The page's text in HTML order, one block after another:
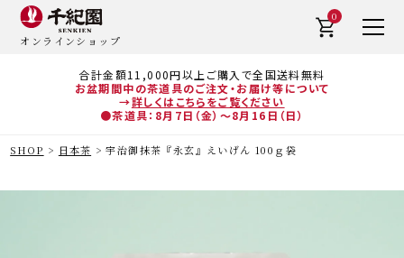
合計金額11,000円以上ご購入で全国送料無料
お盆期間中の茶道具のご注文・お届け等について
→詳しくはこちらをご覧ください
●茶道具：8月7日（金）～8月16日（日）
オンラインショップ
0
SHOP 日本茶 宇治御抹茶『永玄』えいげん 100ｇ袋